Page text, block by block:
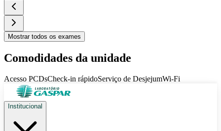
Mostrar todos os exames
Comodidades da unidade
Acesso PCDsCheck-in rápidoServiço de DesjejumWi-Fi
Institucional